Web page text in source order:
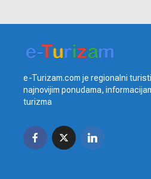
e-Turizam.com je regionalni
najnovijim ponudama,
turizma